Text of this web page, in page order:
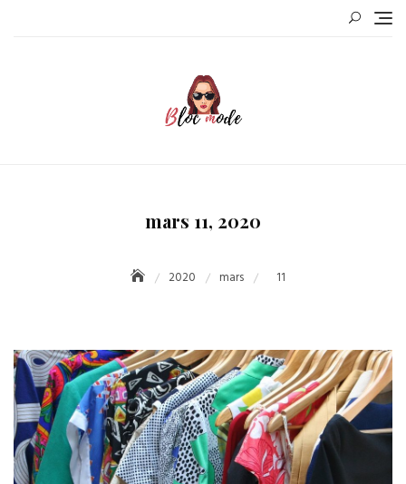
mars 11, 2020
2020 mars 11